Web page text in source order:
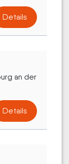
Details
an der
Details